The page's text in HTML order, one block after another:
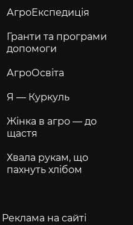
АгроЕкспедиція
Гранти та програми
допомоги
АгроОсвіта
Я — Куркуль
Жінка в агро — до
щастя
Хвала рукам, що
пахнуть хлібом
Реклама на сайті